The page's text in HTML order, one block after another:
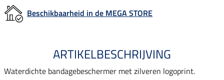
Beschikbaarheid in de MEGA STORE
ARTIKELBESCHRIJVING
Waterdichte bandagebeschermer met zilveren logoprint.